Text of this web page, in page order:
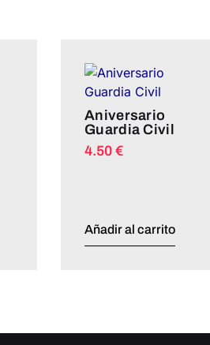
Aniversario
Guardia Civil
4.50 €
Añadir al carrito